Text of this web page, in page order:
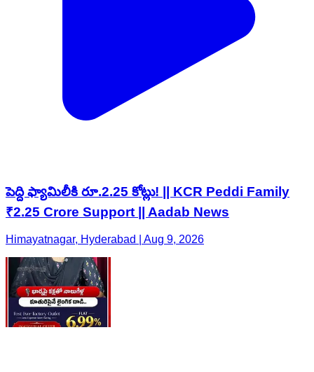
పెద్ది ఫ్యామిలీకి రూ.2.25 కోట్లు! || KCR Peddi Family
₹2.25 Crore Support || Aadab News
Himayatnagar, Hyderabad | Aug 9, 2026